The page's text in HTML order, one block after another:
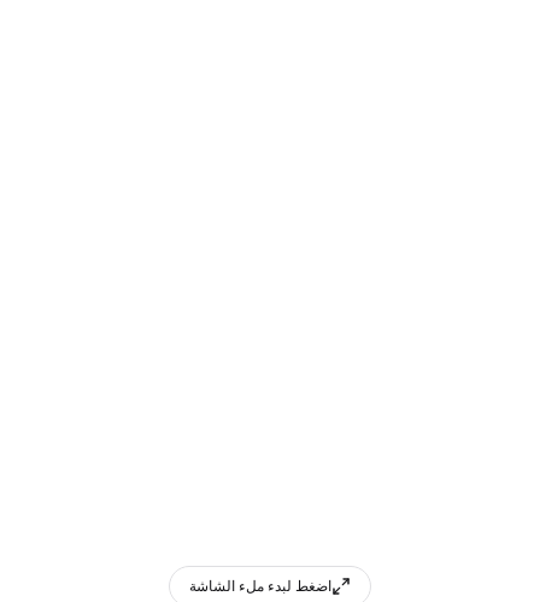
اضغط لبدء ملء الشاشة